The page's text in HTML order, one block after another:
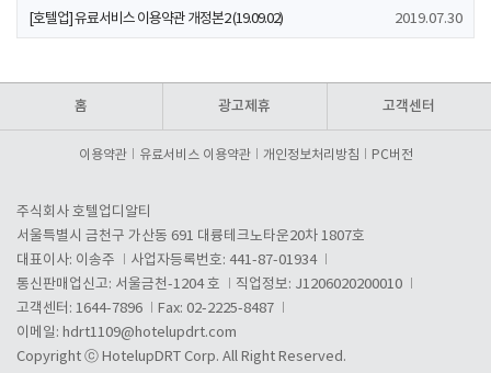
[호텔업] 유료서비스 이용약관 개정본2 (19.09.02) 2019.07.30
홈 광고제휴 고객센터
이용약관 유료서비스 이용약관 개인정보처리방침 PC버전
주식회사 호텔업디알티
서울특별시 금천구 가산동 691 대륭테크노타운20차 1807호
대표이사: 이송주
사업자등록번호: 441-87-01934
통신판매업신고: 서울금천-1204 호
직업정보: J1206020200010
고객센터: 1644-7896
Fax: 02-2225-8487
이메일: hdrt1109@hotelupdrt.com
Copyright ⓒ HotelupDRT Corp. All Right Reserved.